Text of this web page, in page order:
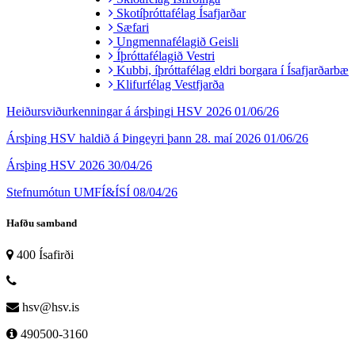
Skotíþróttafélag Ísafjarðar
Sæfari
Ungmennafélagið Geisli
Íþróttafélagið Vestri
Kubbi, íþróttafélag eldri borgara í Ísafjarðarbæ
Klifurfélag Vestfjarða
Heiðursviðurkenningar á ársþingi HSV 2026 01/06/26
Ársþing HSV haldið á Þingeyri þann 28. maí 2026 01/06/26
Ársþing HSV 2026 30/04/26
Stefnumótun UMFÍ&ÍSÍ 08/04/26
Hafðu samband
400 Ísafirði
hsv@hsv.is
490500-3160